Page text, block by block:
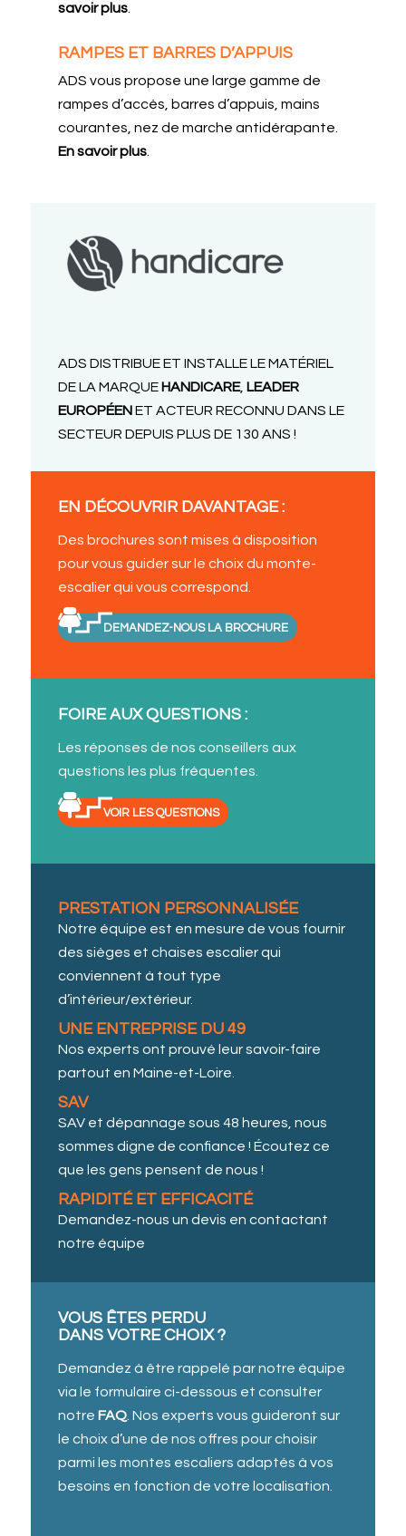
savoir plus.
RAMPES ET BARRES D’APPUIS
ADS vous propose une large gamme de
rampes d’accès, barres d’appuis, mains
courantes, nez de marche antidérapante.
En savoir plus.
ADS DISTRIBUE ET INSTALLE LE MATÉRIEL
DE LA MARQUEHANDICARE, LEADER
EUROPÉENET ACTEUR RECONNU DANS LE
SECTEUR DEPUIS PLUS DE 130 ANS !
EN DÉCOUVRIR DAVANTAGE :
Des brochures sont mises à disposition
pour vous guider sur le choix du monte-
escalier qui vous correspond.
DEMANDEZ-NOUS LA BROCHURE
FOIRE AUX QUESTIONS :
Les réponses de nos conseillers aux
questions les plus fréquentes.
VOIR LES QUESTIONS
PRESTATION PERSONNALISÉE
Notre équipe est en mesure de vous fournir
des sièges et chaises escalier qui
conviennent à tout type
d’intérieur/extérieur.
UNE ENTREPRISE DU 49
Nos experts ont prouvé leur savoir-faire
partout en Maine-et-Loire.
SAV
SAV et dépannage sous 48 heures, nous
sommes digne de confiance ! Écoutez ce
que les gens pensent de nous !
RAPIDITÉ ET EFFICACITÉ
Demandez-nous un devis en contactant
notre équipe
VOUS ÊTES PERDU
DANS VOTRE CHOIX ?
Demandez à être rappelé par notre équipe
via le formulaire ci-dessous et consulter
notreFAQ . Nos experts vous guideront sur
le choix d’une de nos offres pour choisir
parmi les montes escaliers adaptés à vos
besoins en fonction de votre localisation.